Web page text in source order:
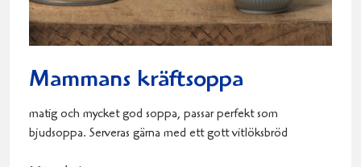
Mammans kräftsoppa
matig och mycket god soppa, passar perfekt som
bjudsoppa. Serveras gärna med ett gott vitlöksbröd